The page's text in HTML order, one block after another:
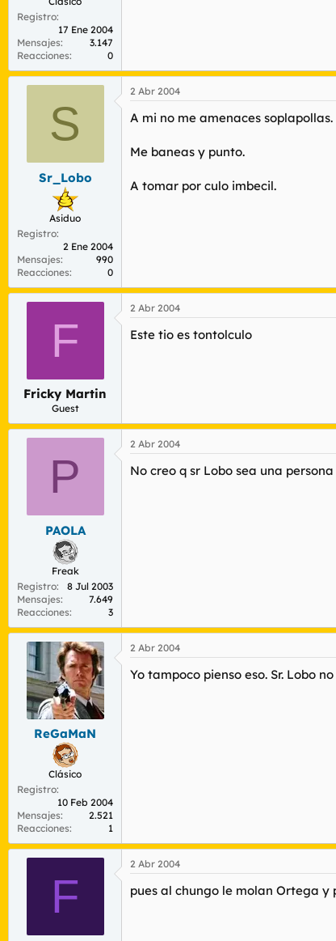
Registro
17 Ene 2004
Mensajes
3.147
Reacciones
0
S
Sr_Lobo
Asiduo
Registro
2 Ene 2004
Mensajes
990
Reacciones
0
2 Abr 2004
A mi no me amenaces soplapollas.
Me baneas y punto.
A tomar por culo imbecil.
F
Fricky Martin
Guest
2 Abr 2004
Este tio es tontolculo
P
PAOLA
Freak
Registro
8 Jul 2003
Mensajes
7.649
Reacciones
3
2 Abr 2004
No creo q sr Lobo sea una
ReGaMaN
Clásico
Registro
10 Feb 2004
Mensajes
2.521
Reacciones
1
2 Abr 2004
Yo tampoco pienso eso. Sr. Lobo
F
2 Abr 2004
pues al chungo le molan Ortega y